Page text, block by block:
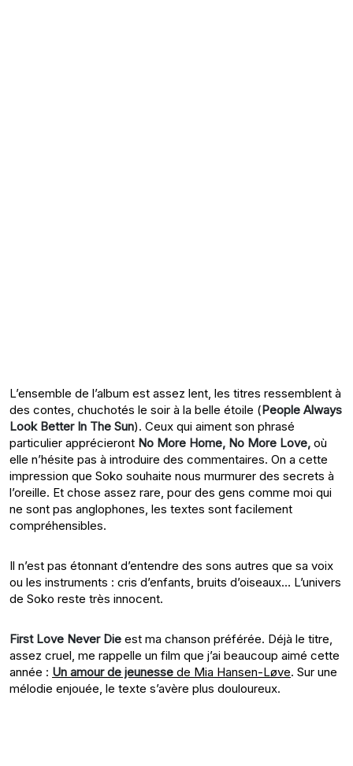
L’ensemble de l’album est assez lent, les titres ressemblent à
des contes, chuchotés le soir à la belle étoile (People Always
Look Better In The Sun). Ceux qui aiment son phrasé
particulier apprécieront No More Home, No More Love, où
elle n’hésite pas à introduire des commentaires. On a cette
impression que Soko souhaite nous murmurer des secrets à
l’oreille. Et chose assez rare, pour des gens comme moi qui
ne sont pas anglophones, les textes sont facilement
compréhensibles.
Il n’est pas étonnant d’entendre des sons autres que sa voix
ou les instruments : cris d’enfants, bruits d’oiseaux… L’univers
de Soko reste très innocent.
First Love Never Die est ma chanson préférée. Déjà le titre,
assez cruel, me rappelle un film que j’ai beaucoup aimé cette
année : Un amour de jeunesse de Mia Hansen-Løve. Sur une
mélodie enjouée, le texte s’avère plus douloureux.